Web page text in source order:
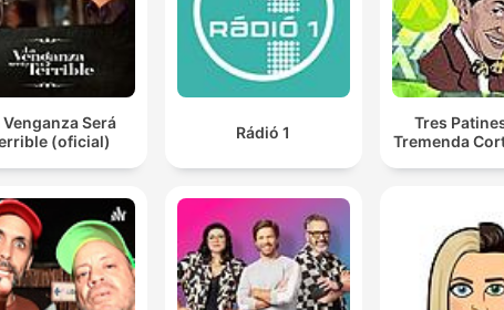
Venganza Será
(oficial)
Rádió 1
Tres
Tremenda